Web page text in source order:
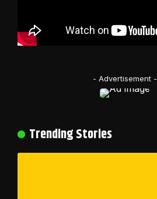
- Advertisement -
Trending Stories